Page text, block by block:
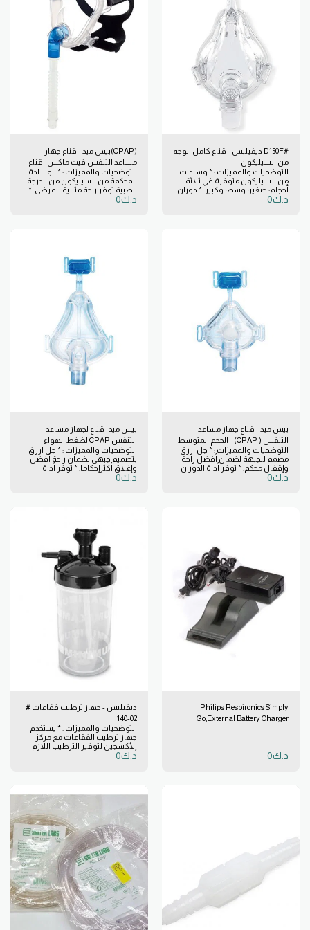
تكيف الجل مع أي بنية للوجه في
دهشة الأطباء حيث يتم تجهيز
المريض للعلاج. تركيب الوجه بشكل
مثالي بغض النظر عن بنية العظام
يجعل تقنية الهلام الأزرق
ريسبيرونكس الخيار الأول في
أقنعة الهلام. * أسهل التأقلم من
أقنعة الوجه الكامل الآخرى. *
وسادة جل ناعمة وقابلة للتكيف
لتوفير الراحة المثلى. * تم تكوين
القناع لتناسب معظم المرضى. *
إطار واضح ، لتركيب أكثر دقة. *
الزفير الصغير المبتكر. * تصميم
الزفير الصغير.
أحجام بطانات السيليكون والجل. *
يناسب كل من الإطار القياسي
وقليل الحجم جميع أحجام بطانات
السيليكون والجل. * لفحص ما إذا
كان إطارك الحالي قليل الحجم أم لا
#D150F ديفيلبس - قناع كامل الوجه
من السيليكون
التوضحيات والمميزات : * وسادات
من السيليكون متوفرة في ثلاثة
أحجام: صغير، وسط، وكبير. * دوران
360 درجة لوضع الأنابيب بشكلد.ك0
(CPAP)بيس ميد - قناع جهاز
مساعد التنفس فيت ماكس- قناع
الوجه الكامل
التوضحيات والمميزات : * الوسادة
المحكمة من السيليكون من الدرجة
الطبية توفر راحة مثالية للمرضى. *
وزن خفيف للغاية ورؤية واضحة
د.ك0
بيس ميد - قناع جهاز مساعد
التنفس ( CPAP) - الحجم المتوسط
# CA-63122
التوضحيات والمميزات : * جل أزرق
مصمم للجبهة لضمان أفضل راحة
وإقفال محكم. * توفر أداة الدوران
360 درجة لدوران الكوع مرونة وحريةد.ك0
بيس ميد -قناع لجهاز مساعد
التنفس CPAP لضغط الهواء
الإيجابي- مقاس متوسط # CA-
63222
التوضحيات والمميزات : * جل أزرق
بتصميم جبهي لضمان راحة أفضل
وإغلاق أكثرإحكاما. * توفر أداة
الأقراص والتخلص منها.
د.ك0
Philips Respironics Simply
Go,External Battery Charger
د.ك0
ديفيلبس - جهاز ترطيب فقاعات #
02-140
التوضحيات والمميزات : * يستخدم
جهاز ترطيب الفقاعات مع مركز
الأكسجين لتوفير الترطيب اللازم
أثناء العلاج بالأكسجين. * تشغيل
ومستدام مع علامات قياس.
د.ك0